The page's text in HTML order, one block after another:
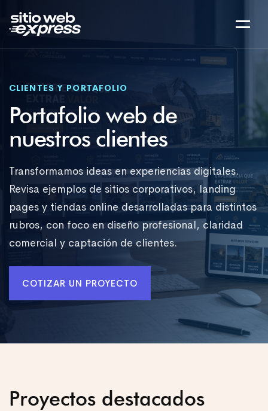
CLIENTES Y PORTAFOLIO
Portafolio web de
nuestros clientes
Transformamos ideas en experiencias digitales.
Revisa ejemplos de sitios corporativos, landing
pages y tiendas online desarrolladas para distintos
rubros, con foco en diseño profesional, claridad
comercial y captación de clientes.
COTIZAR UN PROYECTO
Proyectos destacados